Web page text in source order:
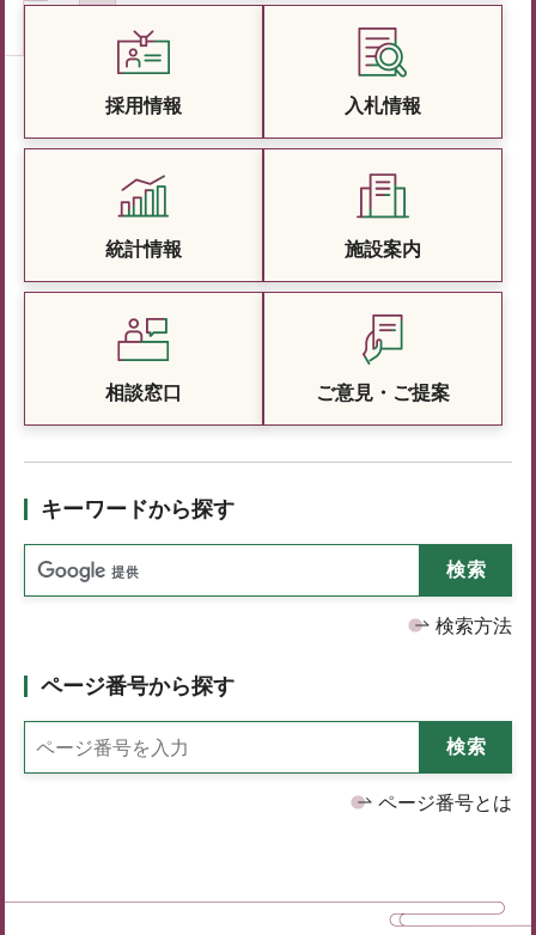
採用情報 入札情報
統計情報 施設案内
相談窓口 ご意見・ご提案
キーワードから探す
検索方法
ページ番号から探す
ページ番号とは